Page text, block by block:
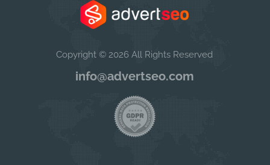
Copyright © 2026 All Rights Reserved
info@advertseo.com